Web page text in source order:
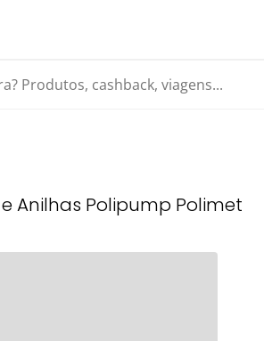
cashback, viagens...
Anilhas Polipump Polimet